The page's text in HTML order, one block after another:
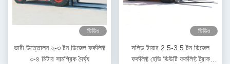
ভিডিও
ভারী উত্তোলন ২-৩ টন ডিজেল ফর্কলিফ্ট
৩-৪ মিটার সামগ্রিক দৈর্ঘ্য
ভিডিও
সলিড টায়ার 2.5-3.5 টন ডিজেল
ফর্কলিফ্ট হেভি ডিউটি ​​ফর্কলিফ্ট ট্রাক